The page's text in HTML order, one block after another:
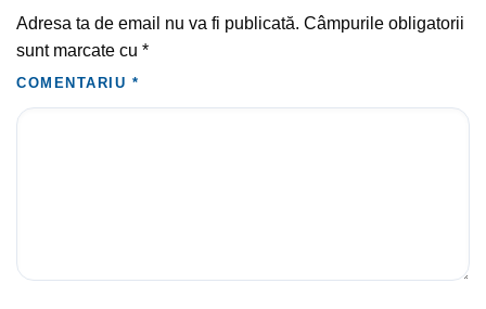
Adresa ta de email nu va fi publicată. Câmpurile obligatorii
sunt marcate cu *
COMENTARIU *